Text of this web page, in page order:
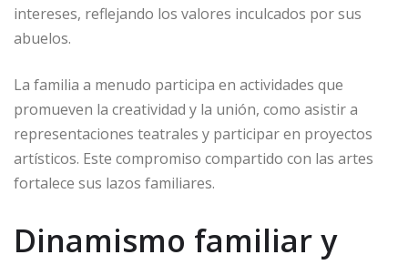
intereses, reflejando los valores inculcados por sus
abuelos.
La familia a menudo participa en actividades que
promueven la creatividad y la unión, como asistir a
representaciones teatrales y participar en proyectos
artísticos. Este compromiso compartido con las artes
fortalece sus lazos familiares.
Dinamismo familiar y